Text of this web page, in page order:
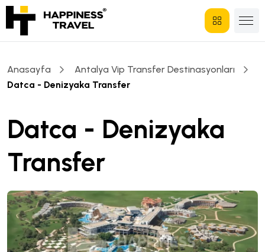
Anasayfa
Antalya Vip Transfer Destinasyonları
Datca - Denizyaka Transfer
Datca - Denizyaka
Transfer